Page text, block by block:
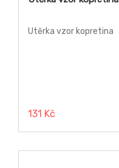
Utěrka vzor kopretina
131 Kč